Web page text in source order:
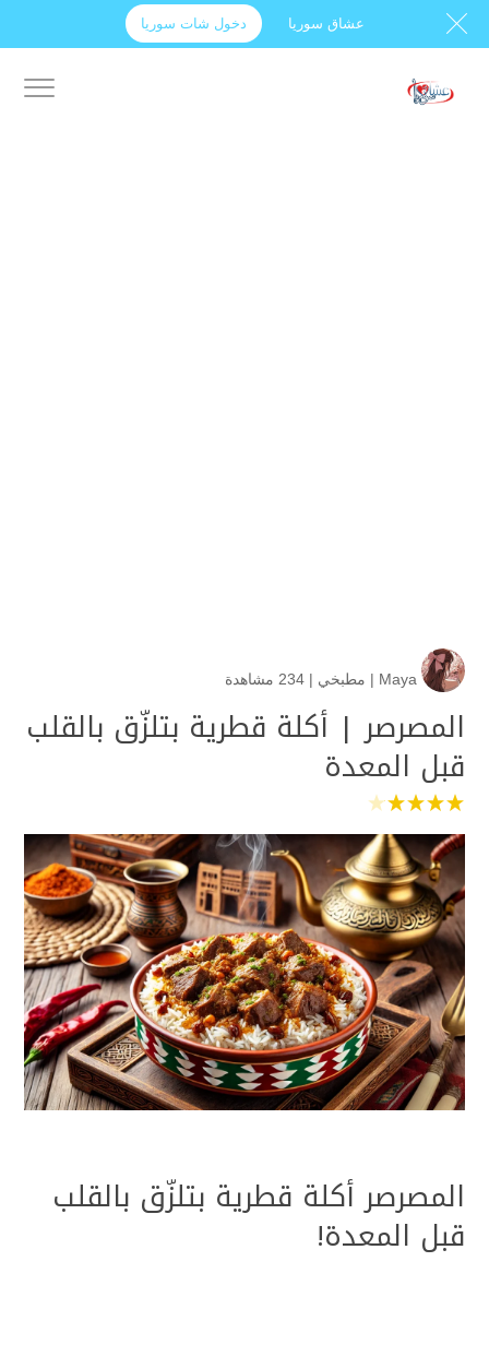
عشاق سوريا دخول شات سوريا
Maya
| مطبخي | 234 مشاهدة
المصرصر | أكلة قطرية بتلزّق بالقلب
قبل المعدة
المصرصر أكلة قطرية بتلزّق بالقلب
قبل المعدة!